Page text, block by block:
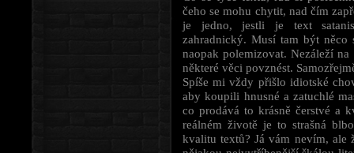
čeho se mohu chytit, nad čím
je jedno, jestli je text
zahradnický. Musí tam být něco
naopak polemizovat. Nezáleží
některé věci povznést.
Spíše mi vždy přišlo idiotské
aby koupili hnusné a zatuchlé
co prodává to krásně čerstvé a
reálném životě je to strašná
kvalitu textů? Já vám nevím, ale